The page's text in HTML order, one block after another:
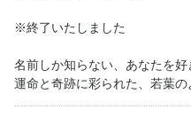
※終了いたしました
名前しか知らない、あなたを
運命と奇跡に彩られた、若葉の